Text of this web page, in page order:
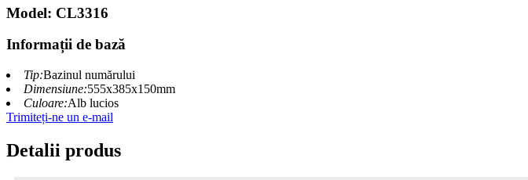
Model: CL3316
Informații de bază
Tip:Bazinul numărului
Dimensiune:555x385x150mm
Culoare:Alb lucios
Trimiteți-ne un e-mail
Detalii produs